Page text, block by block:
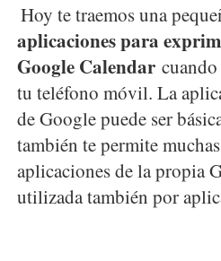
Hoy te traemos una
aplicaciones para
Google Calendar
tu teléfono móvil. La
de Google puede ser
también te permite
aplicaciones de la propia
utilizada también por